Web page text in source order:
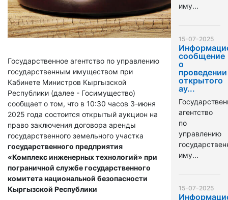
Государственное агентство по управлению
государственным имуществом при
Кабинете Министров Кыргызской
Республики (далее - Госимущество)
сообщает о том, что в 10:30 часов 3-июня
2025 года состоится открытый аукцион на
право заключения договора аренды
государственного земельного участка
государственного предприятия
«Комплекс инженерных технологий» при
пограничной службе государственного
комитета национальной безопасности
Кыргызской Республики
иму...
15-07-2025
сообщение
о
проведении
открытого
ау...
агентство
по
управлению
иму...
15-07-2025